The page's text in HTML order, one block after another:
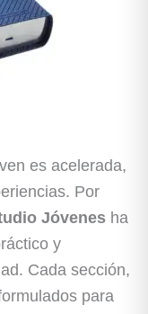
es acelerada,
Por
Jóvenes ha
y
Cada sección,
para